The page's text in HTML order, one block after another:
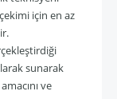
için en az
sunarak
ve